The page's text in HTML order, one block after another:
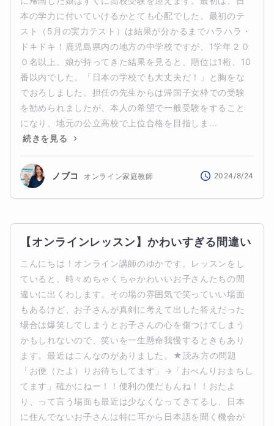
本の学力に付いていけるかとても心配でした。最初のテ
スト（5月の実力テスト）は結果が分かるまでハラハラ・
ドキドキ！鹿児島県内の地方の中学校ですが、1学年２０
０名以上。娘が持ってきた結果を見ると、順位は1桁、10
番以内でした。「日本の学校でも大丈夫だ！」と胸をな
でおろしました。担任の先生からは帰国子女枠での受験
を勧められましたが、本人の希望で一般受験をすること
になり、地元の公立高校で上位合格を目指しま...
続きを見る
ノブコ オンライン家庭教師 2024/8/24
【オンラインレッスン】かわいすぎる間違い
こんにちは！オンライン講師のゆかです。レッスンをし
ていると、時々めちゃくちゃかわいいお子さんたちの間
違いに出くわします。その場の雰囲気で笑っていい場面
もあるけど、お子さんが真剣に考えて出した答えだった
場合は爆笑してしまうとお子さんの心を傷つけてしまう
かもしれないので、笑いを一生懸命我慢するときもあり
ます。最近はこんなのがありました。★読み方の問題
「お便（たよ）りお待ちしてます」→「おべんりおまちし
てます」確かにねー！！便利の便だもんね！！おたよ
り、って言う場面も最近は少なくなってきてるし、日本
に住んでないお子さんは特に耳から日本語を聞く機会が